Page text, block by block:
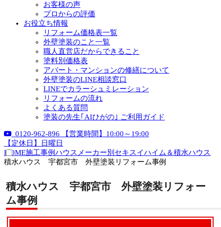
お客様の声
プロからの評価
お役立ち情報
リフォーム価格表一覧
外壁塗装のこと一覧
職人直営店だからできること
塗料別価格表
アパート・マンションの修繕について
外壁塗装のLINE相談窓口
LINEでカラーシュミレーション
リフォームの流れ
よくある質問
塗装の先生｢AIひがの｣ ご利用ガイド
0120-962-896
【営業時間】10:00～19:00
【定休日】日曜日
HOME施工事例ハウスメーカー別 セキスイハイム＆積水ハウス
積水ハウス 宇都宮市 外壁塗装リフォーム事例
積水ハウス 宇都宮市 外壁塗装リフォー
ム事例